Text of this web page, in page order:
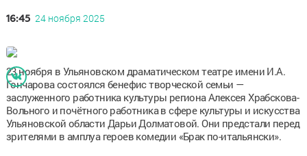
16:45 24 ноября 2025
23 ноября в Ульяновском драматическом театре имени И.А.
Гончарова состоялся бенефис творческой семьи —
заслуженного работника культуры региона Алексея Храбскова-
Вольного и почётного работника в сфере культуры и искусства
Ульяновской области Дарьи Долматовой. Они предстали перед
зрителями в амплуа героев комедии «Брак по-итальянски».